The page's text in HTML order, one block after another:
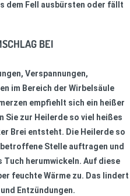
dem Fell ausbürsten oder fällt
BEI V
Verspannungen,
im Bereich der Wirbelsäule
empfiehlt sich ein heißer
Sie zur Heilerde so viel heißes
Brei entsteht. Die Heilerde so
Stelle auftragen und
Tuch herumwickeln. Auf diese
feuchte Wärme zu. Das lindert
Entzündungen.